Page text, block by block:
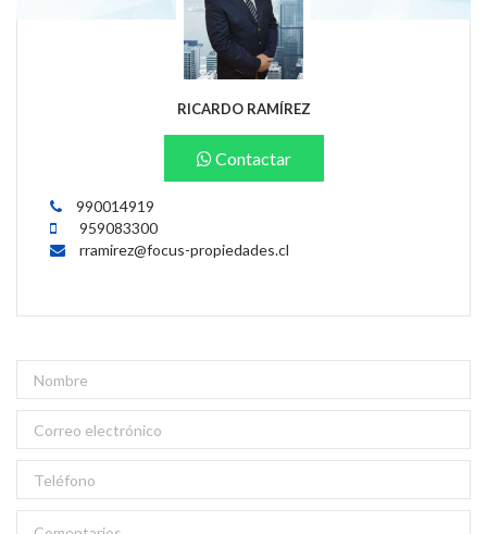
RICARDO RAMÍREZ
Contactar
990014919
959083300
rramirez@focus-propiedades.cl